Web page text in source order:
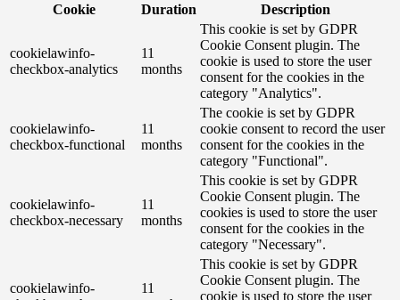
Cookie
Duration Description
cookielawinfo-
checkbox-analytics
11
months
This cookie is set by GDPR
Cookie Consent plugin. The
cookie is used to store the user
consent for the cookies in the
category "Analytics".
cookielawinfo-
checkbox-functional
11
months
The cookie is set by GDPR
cookie consent to record the user
consent for the cookies in the
category "Functional".
cookielawinfo-
checkbox-necessary
11
months
This cookie is set by GDPR
Cookie Consent plugin. The
cookies is used to store the user
consent for the cookies in the
category "Necessary".
cookielawinfo-
11
This cookie is set by GDPR
Cookie Consent plugin. The
cookie is used to store the user